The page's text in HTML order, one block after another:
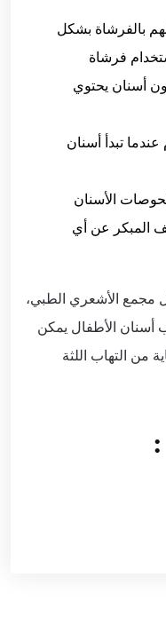
بالفرشاة بشكل
فرشاة
أسنان يحتوي
تبدأ أسنان
الأسنان
المبكر عن أي
مجمع الأشعري الطبي،
الأطفال يمكن
من التهاب اللثة